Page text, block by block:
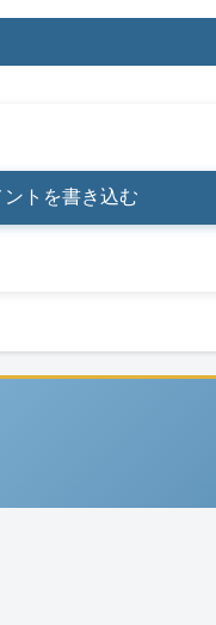
ントを書き込む